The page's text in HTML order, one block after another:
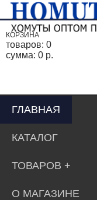
КОРЗИНА
товаров: 0
сумма: 0 р.
ГЛАВНАЯ
КАТАЛОГ
ТОВАРОВ
О МАГАЗИНЕ